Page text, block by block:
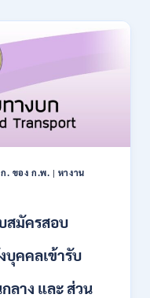
. ของ ก.พ. | หางาน
สมัครสอบ
บุคคลเข้ารับ
ลาง และ ส่วน